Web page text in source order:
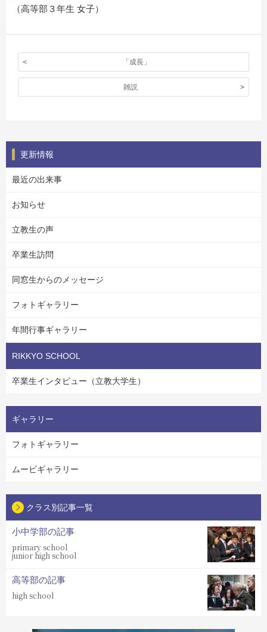
（高等部３年生 女子）
「成長」
雑説
更新情報
最近の出来事
お知らせ
立教生の声
卒業生訪問
同窓生からのメッセージ
フォトギャラリー
年間行事ギャラリー
RIKKYO SCHOOL
卒業生インタビュー（立教大学生）
ギャラリー
フォトギャラリー
ムービギャラリー
クラス別記事一覧
小中学部の記事
primary school
junior high school
高等部の記事
high school